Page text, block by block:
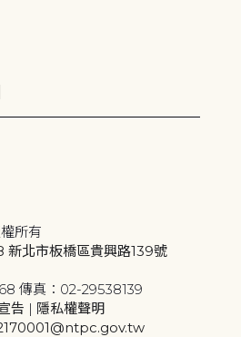
所有
新北市板橋區貴興路139號
傳真：02-29538139
告 | 隱私權聲明